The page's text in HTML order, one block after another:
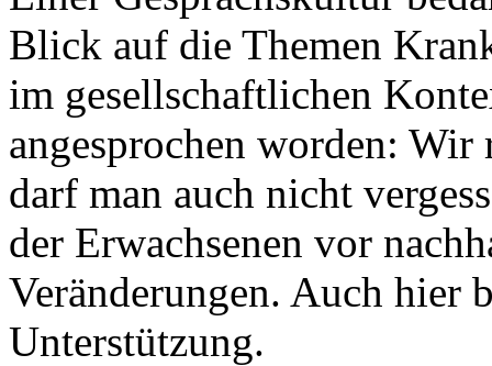
Blick auf die Themen
im gesellschaftlichen
angesprochen worden:
darf man auch nicht
der Erwachsenen vor
Veränderungen. Auch hier
Unterstützung.